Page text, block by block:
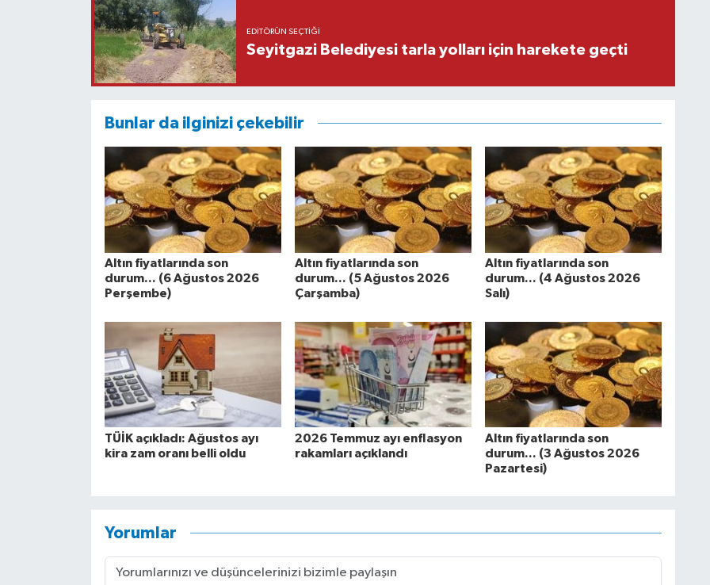
EDITÖRÜN SEÇTIĞI
Seyitgazi Belediyesi tarla yolları için harekete geçti
Bunlar da ilginizi çekebilir
Altın fiyatlarında son
durum... (6 Ağustos 2026
Perşembe)
Altın fiyatlarında son
durum... (5 Ağustos 2026
Çarşamba)
Altın fiyatlarında son
durum... (4 Ağustos 2026
Salı)
TÜİK açıkladı: Ağustos ayı
kira zam oranı belli oldu
2026 Temmuz ayı enflasyon
rakamları açıklandı
Altın fiyatlarında son
durum... (3 Ağustos 2026
Pazartesi)
Yorumlar